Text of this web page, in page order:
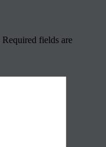
Required fields are